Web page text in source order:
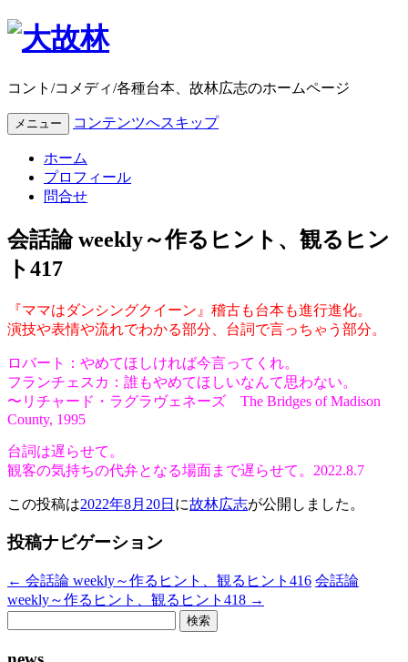
コント/コメディ/各種台本、故林広志のホームページ
メニュー コンテンツへスキップ
ホーム
プロフィール
問合せ
会話論 weekly～作るヒント、観るヒン
ト417
『ママはダンシングクイーン』稽古も台本も進行進化。
演技や表情や流れでわかる部分、台詞で言っちゃう部分。
ロバート：やめてほしければ今言ってくれ。
フランチェスカ：誰もやめてほしいなんて思わない。
〜リチャード・ラグラヴェネーズ The Bridges of Madison
County, 1995
台詞は遅らせて。
観客の気持ちの代弁となる場面まで遅らせて。2022.8.7
この投稿は2022年8月20日 に故林広志が公開しました 。
投稿ナビゲーション
← 会話論 weekly～作るヒント、観るヒント416 会話論
weekly～作るヒント、観るヒント418 →